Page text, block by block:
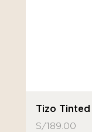
Tizo Tinted
S/189.00